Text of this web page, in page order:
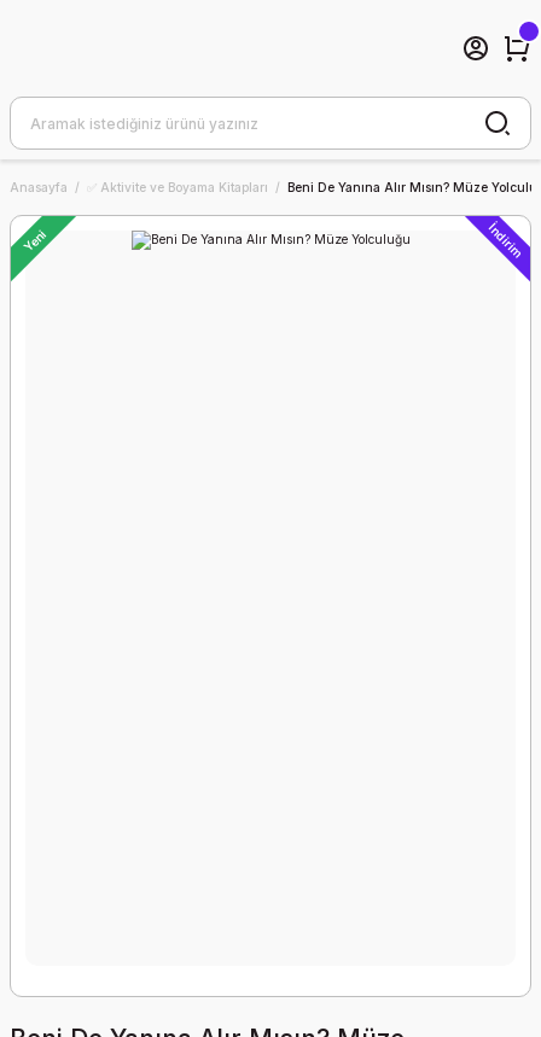
Anasayfa ✅ Aktivite ve Boyama Kitapları Beni De Yanına Alır Mısın? Müze
Yeni İndirim